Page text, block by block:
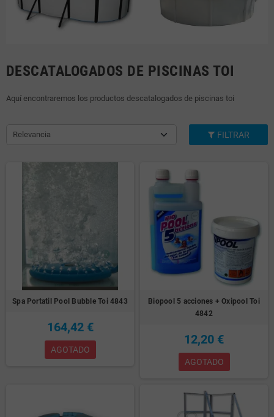
DESCATALOGADOS DE PISCINAS TOI
Aquí encontraremos los productos descatalogados de piscinas toi
Relevancia FILTRAR
Spa Portatil Pool Bubble Toi 4843
164,42 €
AGOTADO
Biopool 5 acciones + Oxipool Toi
4842
12,20 €
AGOTADO